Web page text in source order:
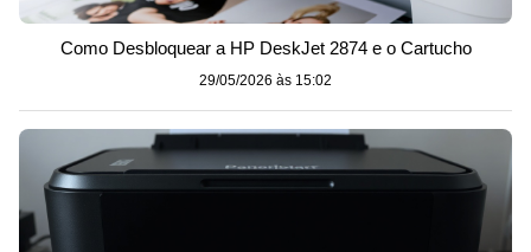
Como Desbloquear a HP DeskJet 2874 e o Cartucho
29/05/2026 às 15:02